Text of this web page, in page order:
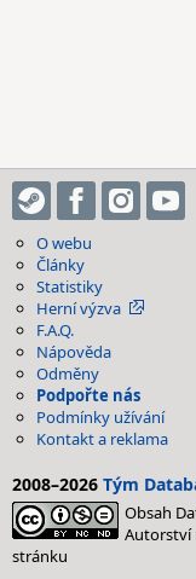
O webu
Články
Statistiky
Herní výzva
F.A.Q.
Nápověda
Odměny
Podpořte nás
Podmínky užívání
Kontakt a reklama
2008–2026 Tým
Obsah
Autorství
stránku